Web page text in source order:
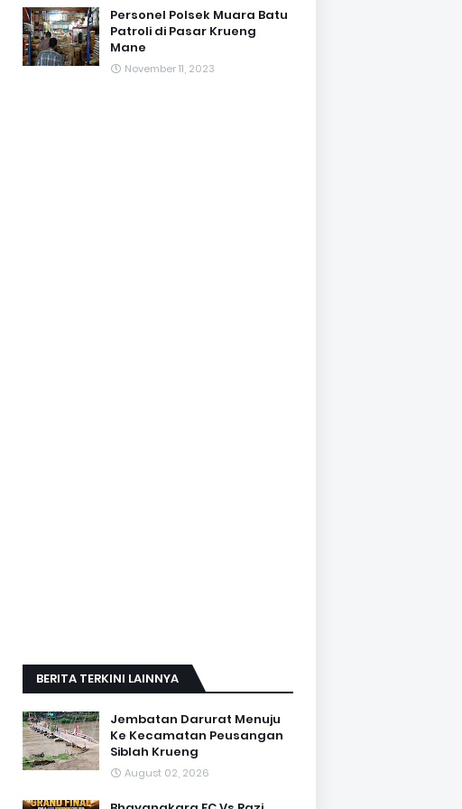
Personel Polsek Muara Batu
Patroli di Pasar Krueng
Mane
November 11, 2023
BERITA TERKINI LAINNYA
Jembatan Darurat Menuju
Ke Kecamatan Peusangan
Siblah Krueng
August 02, 2026